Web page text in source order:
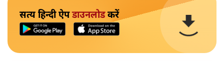
सत्य हिन्दी ऐपडाउनलोडकरें